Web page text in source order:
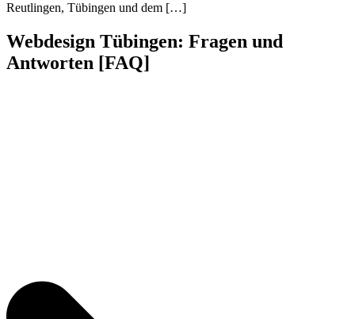
Reutlingen, Tübingen und dem […]
Webdesign Tübingen: Fragen und
Antworten [FAQ]